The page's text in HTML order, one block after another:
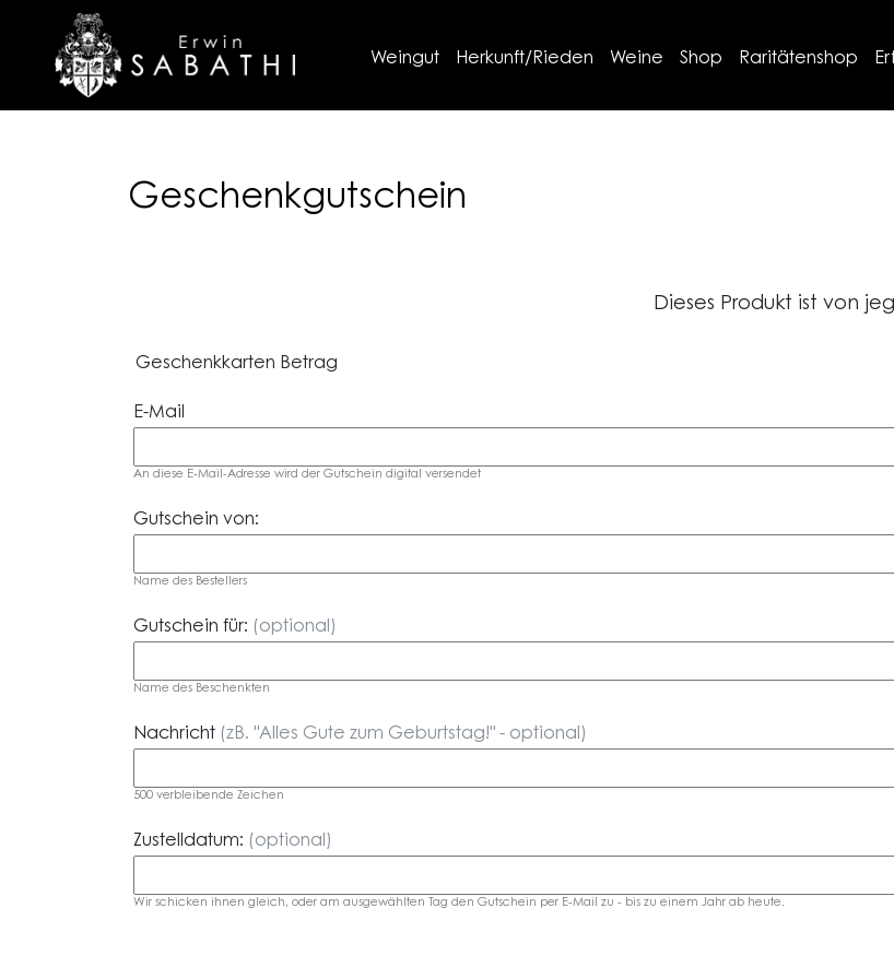
Weingut Herkunft/Rieden Weine Shop Raritätenshop
Geschenkgutschein
Dieses Produkt ist von
Geschenkkarten Betrag
E-Mail
An diese E-Mail-Adresse wird der Gutschein digital versendet
Gutschein von:
Name des Bestellers
Gutschein für: (optional)
Name des Beschenkten
Nachricht (zB. "Alles Gute zum Geburtstag!" - optional)
500 verbleibende Zeichen
Zustelldatum: (optional)
Wir schicken ihnen gleich, oder am ausgewählten Tag den Gutschein per E-Mail zu - bis zu einem Jahr ab heute.